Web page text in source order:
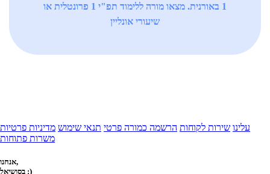
1 באורנית. מצאו מורה ללימוד תפ"י 1 פרונטלית או
שיעורי אונליין
עלינו שירות לקוחות הרשמה כמורה פרטי תנאי שימוש מדיניות פרטיות
משרות פתוחות
אנחנו,
בסושיאל :)